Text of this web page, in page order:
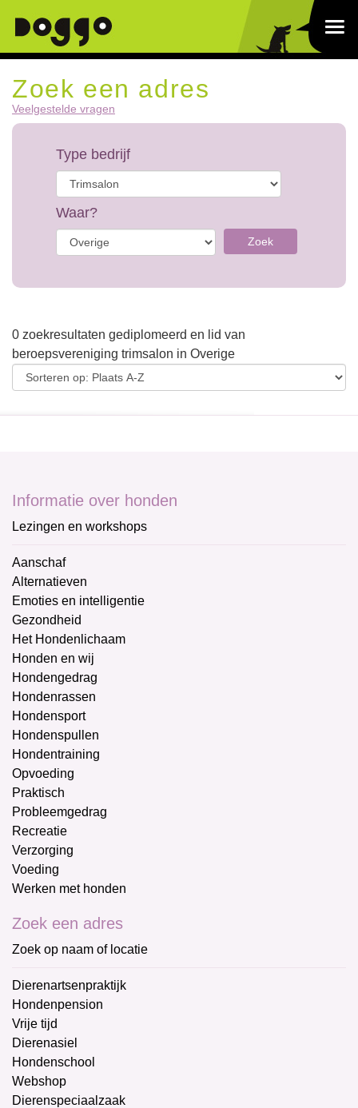
Zoek een adres
Veelgestelde vragen
Type bedrijf
Waar?
Zoek
0 zoekresultaten gediplomeerd en lid van
beroepsvereniging trimsalon in Overige
Informatie over honden
Lezingen en workshops
Aanschaf
Alternatieven
Emoties en intelligentie
Gezondheid
Het Hondenlichaam
Honden en wij
Hondengedrag
Hondenrassen
Hondensport
Hondenspullen
Hondentraining
Opvoeding
Praktisch
Probleemgedrag
Recreatie
Verzorging
Voeding
Werken met honden
Zoek een adres
Zoek op naam of locatie
Dierenartsenpraktijk
Hondenpension
Vrije tijd
Dierenasiel
Hondenschool
Webshop
Dierenspeciaalzaak